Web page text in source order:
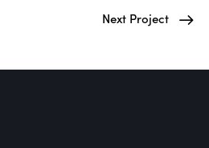
Next Project